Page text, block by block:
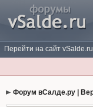
Перейти на сайт vSalde.ru
Форум вСалде.ру |